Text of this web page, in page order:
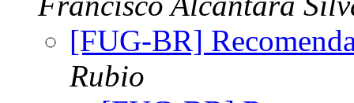
[FUG-BR]
Rubio